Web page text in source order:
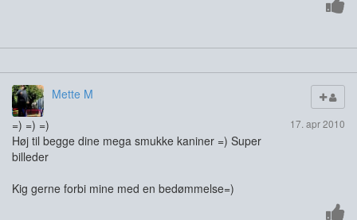
Mette M
17. apr 2010
=) =) =)
Høj til begge dine mega smukke kaniner =) Super
billeder
Kig gerne forbi mine med en bedømmelse=)